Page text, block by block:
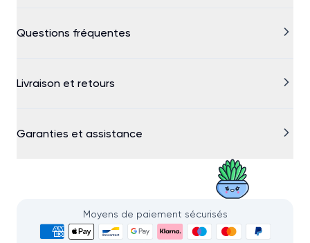
Questions fréquentes
Livraison et retours
Garanties et assistance
Moyens de paiement sécurisés